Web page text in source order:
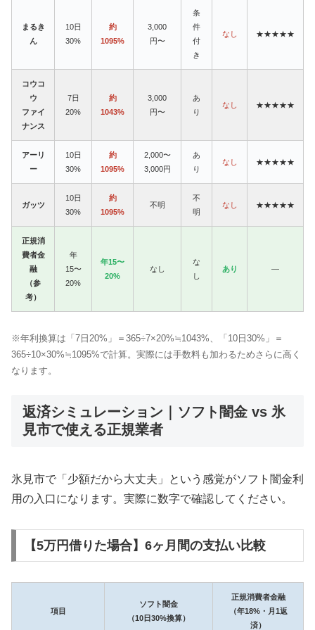
まるき
ん
10日
30%
約
1095%
3,000
円〜
条
件
付
き
なし ★★★★★
コウコ
ウ
ファイ
ナンス
7日
20%
約
1043%
3,000
円〜
あ
り
なし ★★★★★
アーリ
ー
10日
30%
約
1095%
2,000〜
3,000円
あ
り
なし ★★★★★
ガッツ
10日
30%
約
1095%
不明
不
明
なし ★★★★★
正規消
費者金
融
（参
考）
年
15〜
20%
年15〜
20%
なし
な
し
あり —
※年利換算は「7日20%」＝365÷7×20%≒1043%、「10日30%」＝
365÷10×30%≒1095%で計算。実際には手数料も加わるためさらに高く
なります。
返済シミュレーション｜ソフト闇金 vs 氷
見市で使える正規業者
氷見市で「少額だから大丈夫」という感覚がソフト闇金利
用の入口になります。実際に数字で確認してください。
【5万円借りた場合】6ヶ月間の支払い比較
項目
ソフト闇金
（10日30%換算）
正規消費者金融
（年18%・月1返
済）